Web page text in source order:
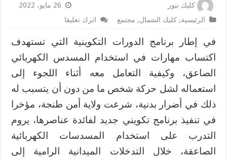
كليك نيوز
26 مايو، 2022
الرئيسية,كليك الشمال, مجتمع اترك تعليقا
في إطار برنامج الدورات التكوينية التي تستهدف
اكتساب مهارات في استخدام المسدس الكهربائي
الصاعق، وكيفية التعامل معه أثناء اللجوء إلى
استعماله لشل حركة شخص ما من دون أن يتسبب له
ذلك في أضرار بدنية، شرعت ولاية أمن طنجة، مؤخرا
في تنفيذ برنامج تكويني جديد لفائدة عناصرها، يروم
التدرب على استخدام المسدسات الكهربائية
الصاعقة، خلال التدخلات الميدانية الرامية إلى